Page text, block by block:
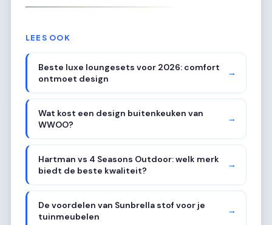
LEES OOK
Beste luxe loungesets voor 2026: comfort
ontmoet design
→
Wat kost een design buitenkeuken van
WWOO?
→
Hartman vs 4 Seasons Outdoor: welk merk
biedt de beste kwaliteit?
→
De voordelen van Sunbrella stof voor je
tuinmeubelen
→